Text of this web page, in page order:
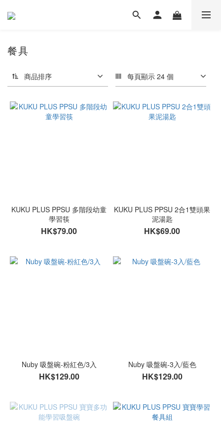
餐具
商品排序 每頁顯示 24 個
KUKU PLUS PPSU 多階段幼童
學習筷
HK$79.00
KUKU PLUS PPSU 2合1雙頭果
泥湯匙
HK$69.00
Nuby 吸盤碗-粉紅色/3入
HK$129.00
Nuby 吸盤碗-3入/藍色
HK$129.00